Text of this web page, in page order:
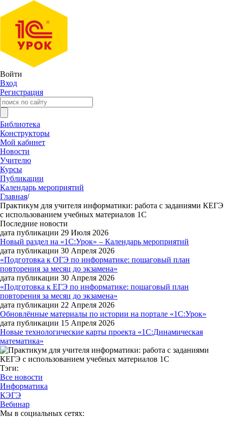
Войти
Вход
Регистрация
Библиотека
Конструкторы
Мой кабинет
Новости
Учителю
Курсы
Публикации
Календарь мероприятий
Главная/
Практикум для учителя информатики: работа с заданиями КЕГЭ
с использованием учебных материалов 1С
Последние новости
дата публикации 29 Июля 2026
Новый раздел на «1С:Урок» – Календарь мероприятий
дата публикации 30 Апреля 2026
«Подготовка к ОГЭ по информатике: пошаговый план
повторения за месяц до экзамена»
дата публикации 30 Апреля 2026
«Подготовка к ЕГЭ по информатике: пошаговый план
повторения за месяц до экзамена»
дата публикации 22 Апреля 2026
Обновлённые материалы по истории на портале «1С:Урок»
дата публикации 15 Апреля 2026
Новые технологические карты проекта «1С:Динамическая
математика»
Тэги:
Все новости
Информатика
КЭГЭ
Вебинар
Мы в социальных сетях: